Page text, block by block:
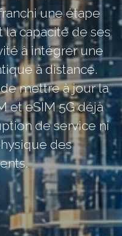
une étape
capacité de ses
à intégrer une
à distance.
mettre à jour la
et eSIM 5G déjà
de service ni
des